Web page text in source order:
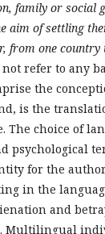
family or social
aim of settling
from one
refer to any
the
is the
The choice of
psychological
for the
in the
and